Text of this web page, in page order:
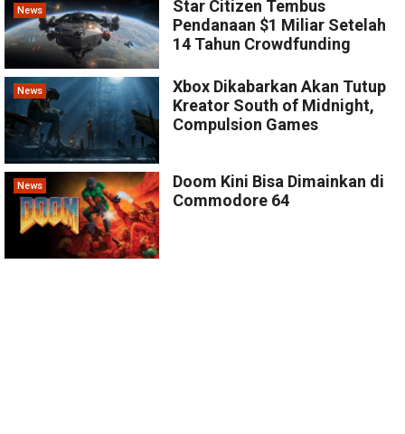
News
Star Citizen Tembus
Pendanaan $1 Miliar Setelah
14 Tahun Crowdfunding
News
Xbox Dikabarkan Akan Tutup
Kreator South of Midnight,
Compulsion Games
News
Doom Kini Bisa Dimainkan di
Commodore 64